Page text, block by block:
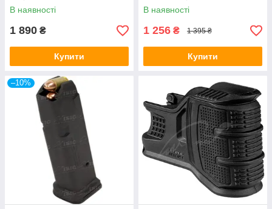
В наявності
1 890 ₴
Купити
В наявності
1 256 ₴ 1 395 ₴
Купити
–10%